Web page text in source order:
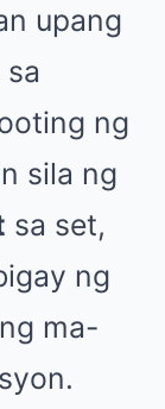
upang
ng
sila ng
sa set,
ng
ma-